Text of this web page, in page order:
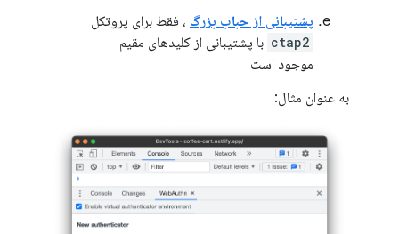
پشتیبانی از حباب بزرگ ، فقط برای پروتکل
ctap2 با پشتیبانی از کلیدهای مقیم
موجود است
به عنوان مثال: